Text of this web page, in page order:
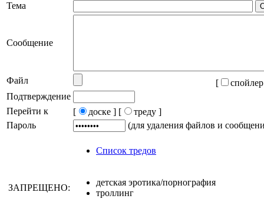
Тема
Сообщение
Файл [
Подтверждение
Перейти к
[ доске ] [
треду ]
Пароль
(для удаления файлов и
Список тредов
ЗАПРЕЩЕНО:
детская эротика/порнография
троллинг